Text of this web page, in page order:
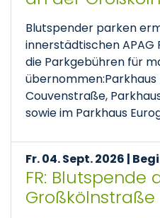
Blutspender parken
innerstädtischen
die Parkgebühren für
übernommen:Parkhaus
Couvenstraße,
sowie im Parkhaus
Fr. 04. Sept. 2026 |
FR: Blutspende
Großkölnstraße